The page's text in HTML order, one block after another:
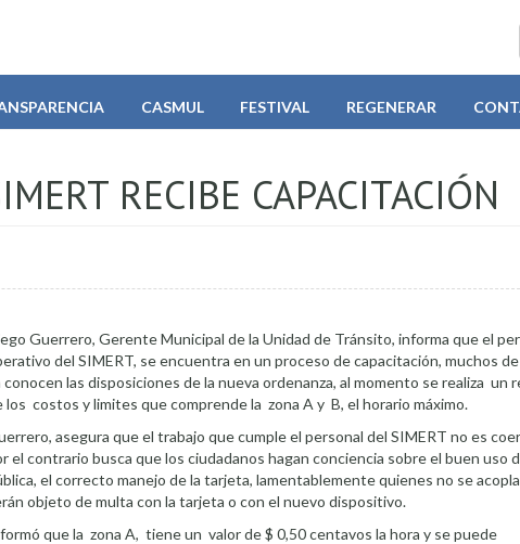
CASMUL FESTIVAL REGENERAR
RECIBE CAPACITACIÓN
Guerrero, Gerente Municipal de la Unidad de Tránsito, informa que el
del SIMERT, se encuentra en un proceso de capacitación, muchos
conocen las disposiciones de la nueva ordenanza, al momento se realiza un
los costos y limites que comprende la zona A y B, el horario máximo.
asegura que el trabajo que cumple el personal del SIMERT no es
el contrario busca que los ciudadanos hagan conciencia sobre el buen uso
el correcto manejo de la tarjeta, lamentablemente quienes no se
objeto de multa con la tarjeta o con el nuevo dispositivo.
que la zona A, tiene un valor de $ 0,50 centavos la hora y se puede